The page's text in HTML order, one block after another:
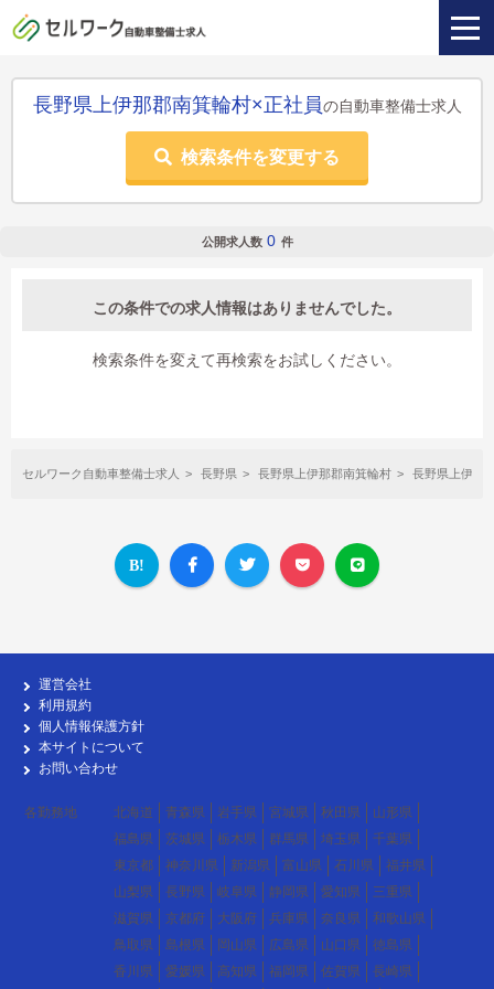
長野県上伊那郡南箕輪村×正社員の自動車整備士求人
検索条件を変更する
公開求人数 0 件
この条件での求人情報はありませんでした。
検索条件を変えて再検索をお試しください。
セルワーク自動車整備士求人 長野県 長野県上伊那郡南箕輪村 長野県上伊那
運営会社
利用規約
個人情報保護方針
本サイトについて
お問い合わせ
各勤務地 北海道 青森県 岩手県 宮城県 秋田県
山形県
福島県
茨城県 栃木県 群馬県 埼玉県
千葉県
東京都
神奈川県 新潟県 富山県 石川県
福井県
山梨県
長野県 岐阜県 静岡県 愛知県
三重県
滋賀県
京都府 大阪府 兵庫県 奈良県
和歌山県
鳥取県
島根県 岡山県 広島県 山口県
徳島県
香川県
愛媛県 高知県 福岡県 佐賀県 長崎県